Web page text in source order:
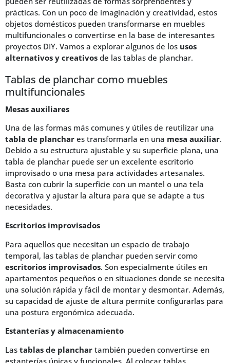
prácticas. Con un poco de imaginación y creatividad, estos
objetos domésticos pueden transformarse en muebles
multifuncionales o convertirse en la base de interesantes
proyectos DIY. Vamos a explorar algunos de los usos
alternativos y creativos de las tablas de planchar.
Tablas de planchar como muebles
multifuncionales
Mesas auxiliares
Una de las formas más comunes y útiles de reutilizar una
tabla de planchar es transformarla en una mesa auxiliar.
Debido a su estructura ajustable y su superficie plana, una
tabla de planchar puede ser un excelente escritorio
improvisado o una mesa para actividades artesanales.
Basta con cubrir la superficie con un mantel o una tela
decorativa y ajustar la altura para que se adapte a tus
necesidades.
Escritorios improvisados
Para aquellos que necesitan un espacio de trabajo
temporal, las tablas de planchar pueden servir como
escritorios improvisados. Son especialmente útiles en
apartamentos pequeños o en situaciones donde se necesita
una solución rápida y fácil de montar y desmontar. Además,
su capacidad de ajuste de altura permite configurarlas para
una postura ergonómica adecuada.
Estanterías y almacenamiento
Las tablas de planchar también pueden convertirse en
estanterías únicas y funcionales. Al colocar tablas